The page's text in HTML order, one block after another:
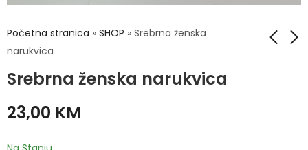
Početna stranica » SHOP » Srebrna ženska
narukvica
Srebrna ženska narukvicaSrebrna ženska
Srebrna ženska
23,00 KM